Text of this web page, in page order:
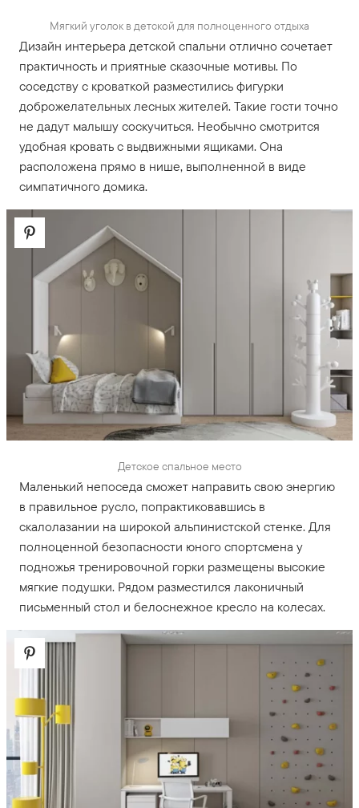
Мягкий уголок в детской для полноценного отдыха
Дизайн интерьера детской спальни отлично сочетает
практичность и приятные сказочные мотивы. По
соседству с кроваткой разместились фигурки
доброжелательных лесных жителей. Такие гости точно
не дадут малышу соскучиться. Необычно смотрится
удобная кровать с выдвижными ящиками. Она
расположена прямо в нише, выполненной в виде
симпатичного домика.
Детское спальное место
Маленький непоседа сможет направить свою энергию
в правильное русло, попрактиковавшись в
скалолазании на широкой альпинистской стенке. Для
полноценной безопасности юного спортсмена у
подножья тренировочной горки размещены высокие
мягкие подушки. Рядом разместился лаконичный
письменный стол и белоснежное кресло на колесах.